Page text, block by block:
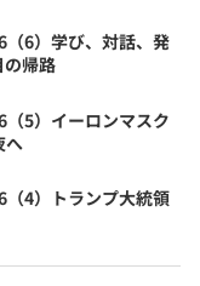
6）学び、対話、発
帰路
5）イーロンマスク
へ
4）トランプ大統領